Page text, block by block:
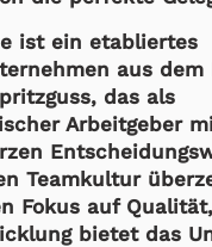
ist ein etabliertes
aus dem
das als
Arbeitgeber
Teamkultur
Fokus auf
bietet das